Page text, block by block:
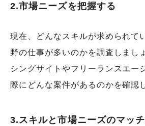
2.市場ニーズを把握する
現在、どんなスキルが求められて
野の仕事が多いのかを調査しまし
シングサイトやフリーランスエー
際にどんな案件があるのかを確認
3.スキルと市場ニーズのマッ